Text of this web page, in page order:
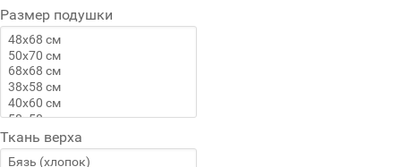
Размер подушки
Ткань верха